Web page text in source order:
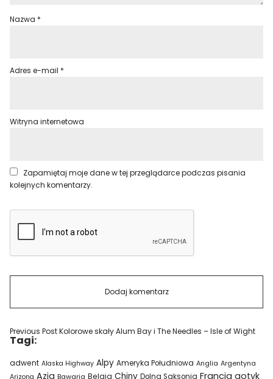
Nazwa *
Adres e-mail *
Witryna internetowa
Zapamiętaj moje dane w tej przeglądarce podczas pisania
kolejnych komentarzy.
Previous PostKolorowe skały Alum Bay i The Needles – Isle of Wight
Tagi:
adwent Alaska Highway Alpy Ameryka Południowa Anglia Argentyna
Arizona Azja Bawaria Belgia Chiny Dolna Saksonia Francja gotyk